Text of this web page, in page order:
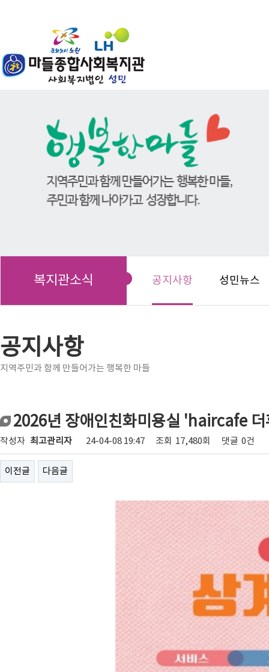
복지관소식 공지사항 성민뉴스
공지사항
지역주민과 함께 만들어가는 행복한 마들
2026년 장애인친화미용실 'haircafe
작성자 최고관리자 24-04-08 19:47 조회 17,480회 댓글 0건
이전글 다음글